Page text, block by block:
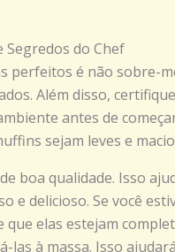
Segredos do Chef
é não sobre-
Além disso,
antes de
sejam leves e
boa qualidade. Isso
e delicioso. Se você
elas estejam
las à massa. Isso